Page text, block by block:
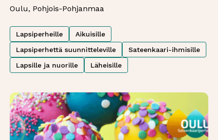
Oulu, Pohjois-Pohjanmaa
Lapsiperheille
Aikuisille
Lapsiperhettä suunnitteleville
Sateenkaari-ihmisille
Lapsille ja nuorille
Läheisille